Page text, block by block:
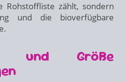
Rohstoffliste zählt, sondern
und die bioverfügbare
und Größe